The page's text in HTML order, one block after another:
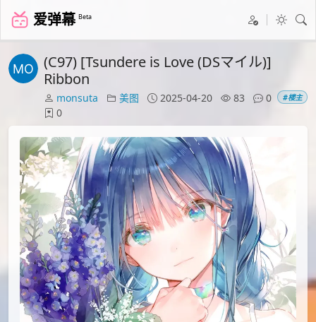
爱弹幕 Beta
(C97) [Tsundere is Love (DSマイル)]
Ribbon
monsuta 美图 2025-04-20 83
0
0
#楼主